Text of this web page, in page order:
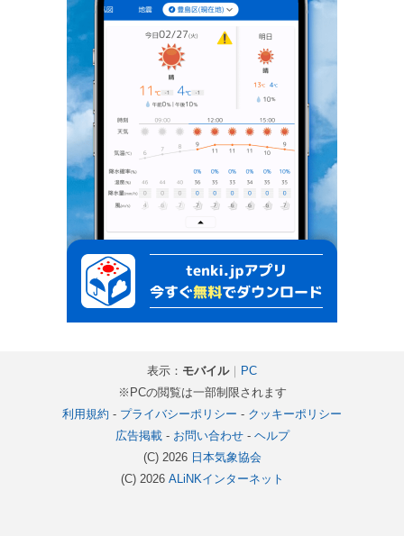
表示： モバイル｜ PC
※PCの閲覧は一部制限されます
利用規約 - プライバシーポリシー - クッキーポリシー
広告掲載- お問い合わせ- ヘルプ
(C) 2026 日本気象協会
(C) 2026 ALiNKインターネット